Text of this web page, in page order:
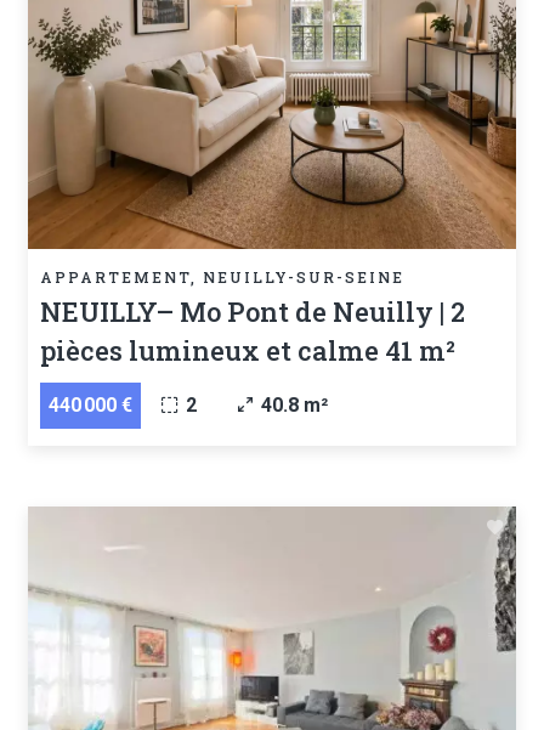
APPARTEMENT, NEUILLY-SUR-SEINE
NEUILLY– Mo Pont de Neuilly | 2
pièces lumineux et calme 41 m²
440 000 € 2 40.8 m²